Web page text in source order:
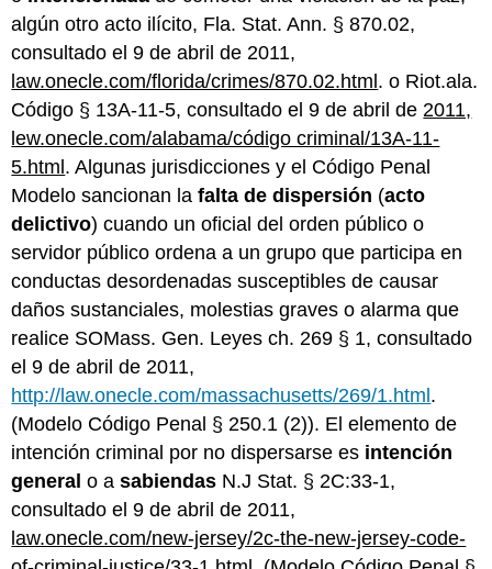
Definiciones
de
bandas
criminales
Ejemplo
de
definiciones
de
pandillas
Actividad
de
pandillas
criminales
de
actividad
de
pandillas
Respuestas
civiles
a
actividad
algún otro acto ilícito, Fla. Stat. Ann. § 870.02,
consultado el 9 de abril de 2011,
law.onecle.com/florida/crimes/870.02.html . o Riot.ala.
Código § 13A-11-5, consultado el 9 de abril de2011,
lew.onecle.com/alabama/código criminal/13A-11-
5.html . Algunas jurisdicciones y el Código Penal
Modelo sancionan lafalta de dispersión (acto
delictivo) cuando un oficial del orden público o
servidor público ordena a un grupo que participa en
conductas desordenadas susceptibles de causar
daños sustanciales, molestias graves o alarma que
realice SOMass. Gen. Leyes ch. 269 § 1, consultado
el 9 de abril de 2011,
http://law.onecle.com/massachusetts/269/1.html .
(Modelo Código Penal § 250.1 (2)). El elemento de
intención criminal por no dispersarse es intención
general o asabiendas N.J Stat. § 2C:33-1,
consultado el 9 de abril de 2011,
law.onecle.com/new-jersey/2c-the-new-jersey-code-